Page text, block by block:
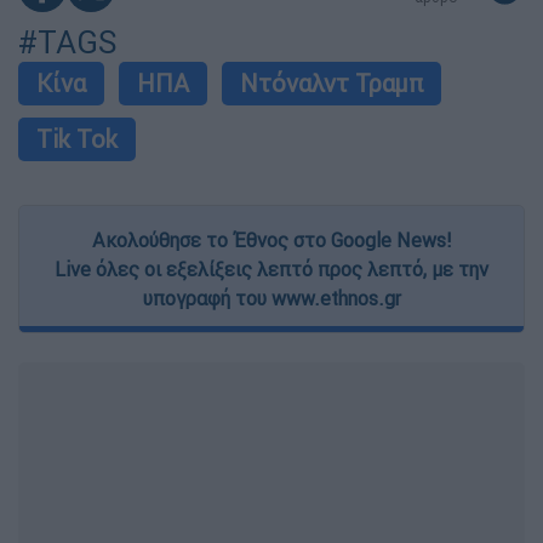
#TAGS
Κίνα ΗΠΑ
Ντόναλντ Τραμπ
Tik Tok
Ακολούθησε το Έθνος στο Google News!
Live όλες οι εξελίξεις λεπτό προς λεπτό, με την
υπογραφή του www.ethnos.gr